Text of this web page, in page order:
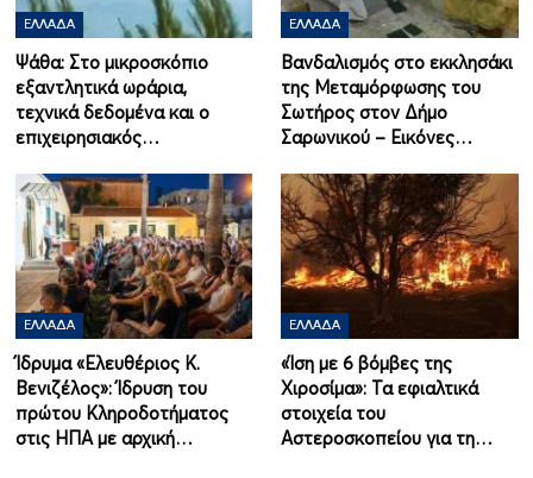
ΕΛΛΆΔΑ
Ψάθα: Στο μικροσκόπιο
εξαντλητικά ωράρια,
τεχνικά δεδομένα και ο
επιχειρησιακός…
ΕΛΛΆΔΑ
Βανδαλισμός στο εκκλησάκι
της Μεταμόρφωσης του
Σωτήρος στον Δήμο
Σαρωνικού – Εικόνες…
ΕΛΛΆΔΑ
Ίδρυμα «Ελευθέριος Κ.
Βενιζέλος»: Ίδρυση του
πρώτου Κληροδοτήματος
στις ΗΠΑ με αρχική…
ΕΛΛΆΔΑ
«Ίση με 6 βόμβες της
Χιροσίμα»: Τα εφιαλτικά
στοιχεία του
Αστεροσκοπείου για τη…